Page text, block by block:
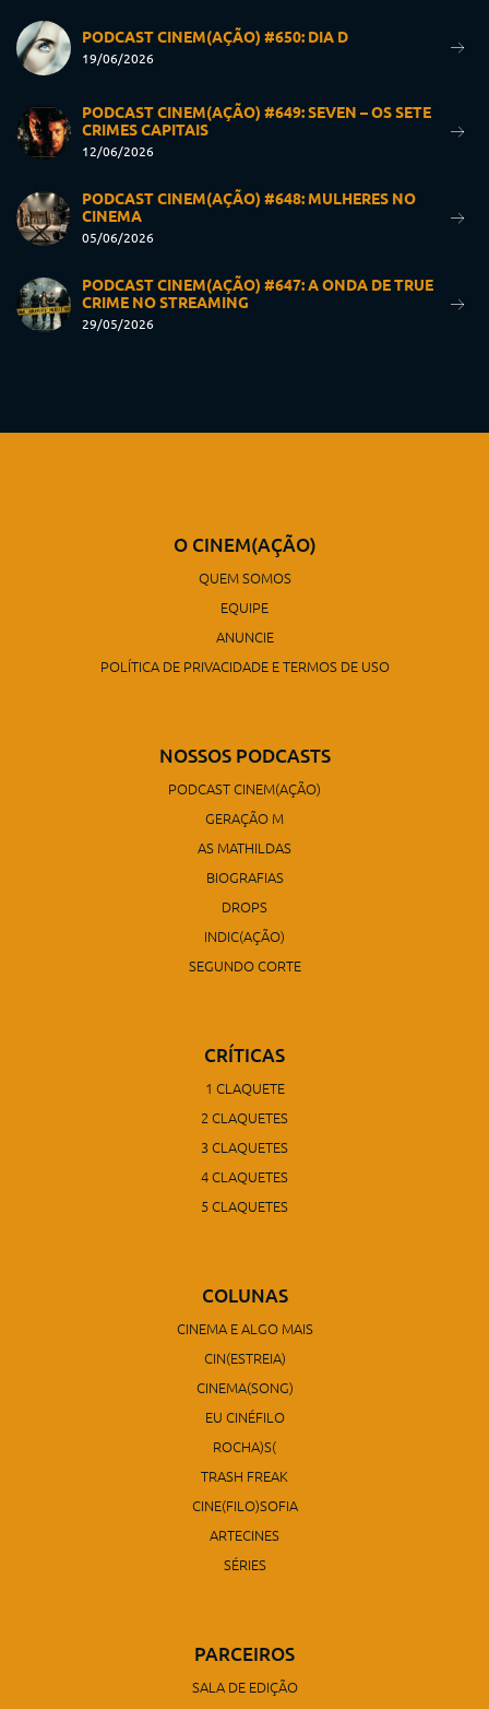
PODCAST CINEM(AÇÃO) #650: DIA D
19/06/2026
PODCAST CINEM(AÇÃO) #649: SEVEN – OS SETE
CRIMES CAPITAIS
12/06/2026
PODCAST CINEM(AÇÃO) #648: MULHERES NO
CINEMA
05/06/2026
PODCAST CINEM(AÇÃO) #647: A ONDA DE TRUE
CRIME NO STREAMING
29/05/2026
O CINEM(AÇÃO)
QUEM SOMOS
EQUIPE
ANUNCIE
POLÍTICA DE PRIVACIDADE E TERMOS DE USO
NOSSOS PODCASTS
PODCAST CINEM(AÇÃO)
GERAÇÃO M
AS MATHILDAS
BIOGRAFIAS
DROPS
INDIC(AÇÃO)
SEGUNDO CORTE
CRÍTICAS
1 CLAQUETE
2 CLAQUETES
3 CLAQUETES
4 CLAQUETES
5 CLAQUETES
COLUNAS
CINEMA E ALGO MAIS
CIN(ESTREIA)
CINEMA(SONG)
EU CINÉFILO
ROCHA)S(
TRASH FREAK
CINE(FILO)SOFIA
ARTECINES
SÉRIES
PARCEIROS
SALA DE EDIÇÃO